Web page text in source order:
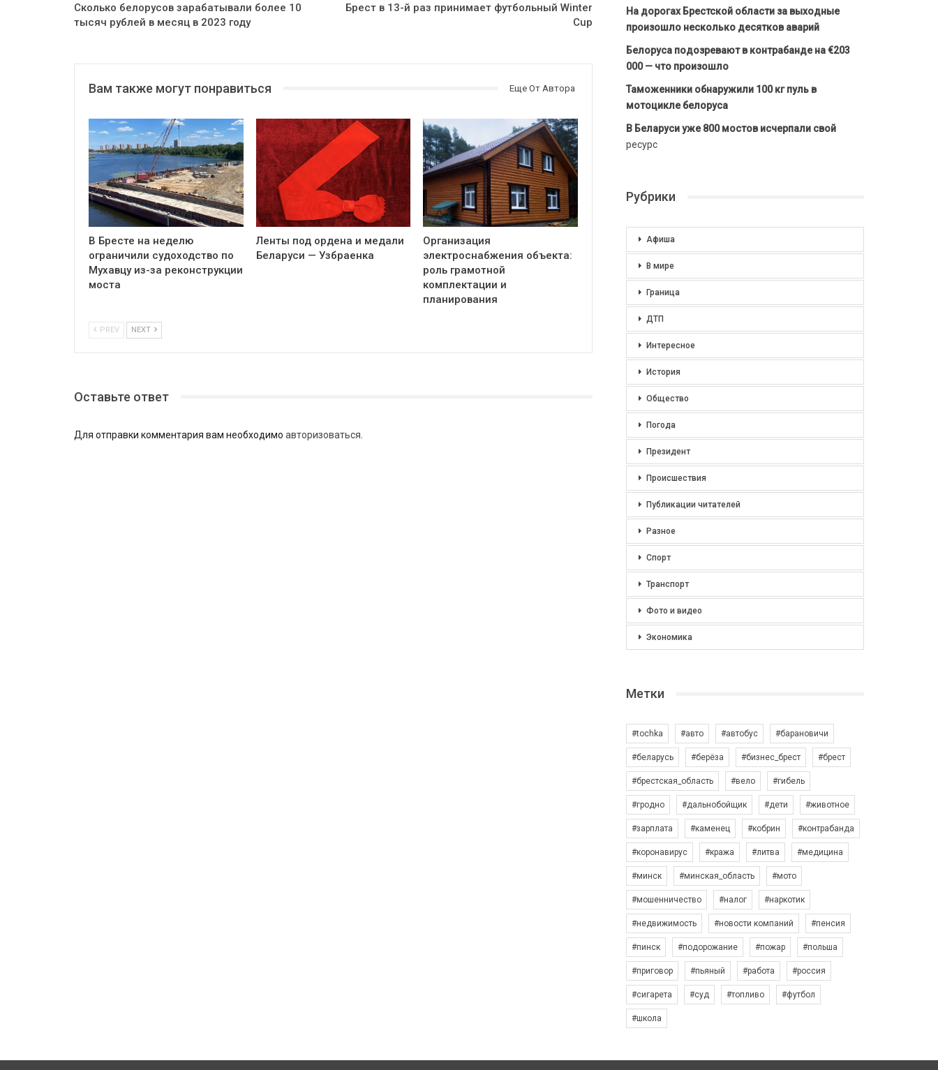
Сколько белорусов зарабатывали более 10
тысяч рублей в месяц в 2023 году
Брест в 13-й раз принимает футбольный Winter
Cup
Вам также могут понравиться Еще От Автора
В Бресте на неделю
ограничили судоходство по
Мухавцу из-за реконструкции
моста
Ленты под ордена и медали
Беларуси — Узбраенка
Организация
электроснабжения объекта:
роль грамотной
комплектации и
планирования
PREV NEXT
Оставьте ответ
Для отправки комментария вам необходимо авторизоваться
На дорогах Брестской области за выходные
произошло несколько десятков аварий
Белоруса подозревают в контрабанде на €203
000 — что произошло
Таможенники обнаружили 100 кг пуль в
мотоцикле белоруса
В Беларуси уже 800 мостов исчерпали свой
ресурс
Рубрики
Афиша
В мире
Граница
ДТП
Интересное
История
Общество
Погода
Президент
Происшествия
Публикации читателей
Разное
Спорт
Транспорт
Фото и видео
Экономика
Метки
#tochka #авто #автобус #барановичи
#беларусь #берёза #бизнес_брест #брест
#брестская_область #вело #гибель
#гродно #дальнобойщик #дети #животное
#зарплата #каменец #кобрин #контрабанда
#коронавирус #кража #литва #медицина
#минск #минская_область #мото
#мошенничество #налог #наркотик
#недвижимость #новости компаний #пенсия
#пинск #подорожание #пожар #польша
#приговор #пьяный #работа #россия
#сигарета #суд #топливо #футбол
#школа